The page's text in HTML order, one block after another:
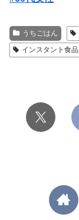
うちごはん
インスタント食品